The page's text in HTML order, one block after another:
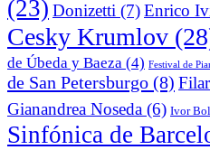
(23) Donizetti (7)Enrico
Cesky Krumlov
de Úbeda y Baeza (4) Festival de
de San Petersburgo (8)
Gianandrea Noseda (6) Ivor
Sinfónica de